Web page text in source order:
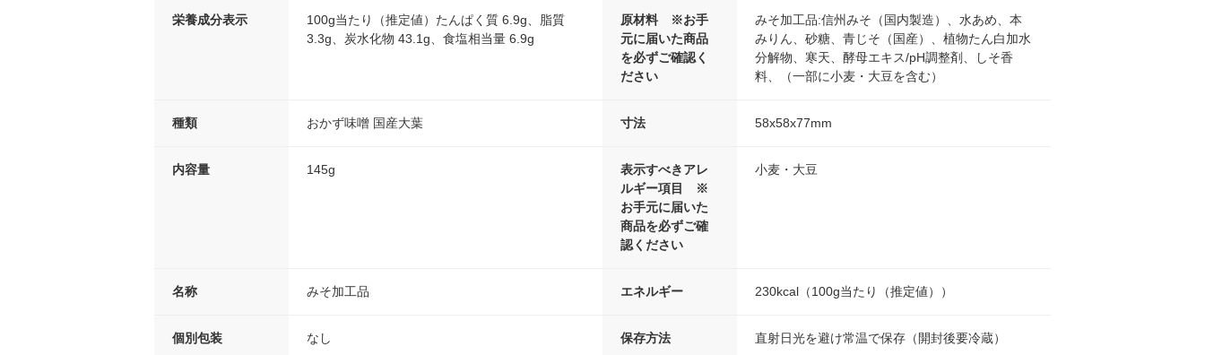
栄養成分表示
100g当たり（推定値）たんぱく質 6.9g、脂質
3.3g、炭水化物 43.1g、食塩相当量 6.9g
原材料 ※お手
元に届いた商品
を必ずご確認く
ださい
みそ加工品:信州みそ（国内製造）、水あめ、本
みりん、砂糖、青じそ（国産）、植物たん白加水
分解物、寒天、酵母エキス/pH調整剤、しそ香
料、（一部に小麦・大豆を含む）
種類 おかず味噌 国産大葉 寸法 58x58x77mm
内容量 145g
表示すべきアレ
ルギー項目 ※
お手元に届いた
商品を必ずご確
認ください
小麦・大豆
名称 みそ加工品 エネルギー 230kcal（100g当たり（推定値））
個別包装 なし 保存方法 直射日光を避け常温で保存（開封後要冷蔵）